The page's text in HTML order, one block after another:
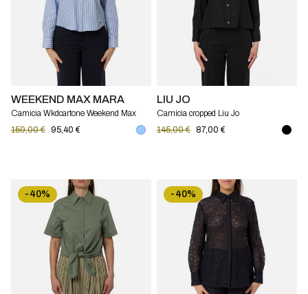
WEEKEND MAX MARA
Camicia Wkdcartone Weekend Max
159,00 € 95,40 €
LIU JO
Camicia cropped Liu Jo
145,00 € 87,00 €
-40% -40%